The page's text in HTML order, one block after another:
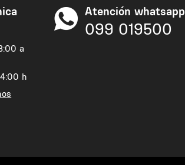
a
h
Atención whatsapp
099 019500